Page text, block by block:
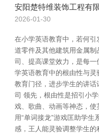
安阳楚特维装饰工程有
2026-01-30
在小学英语教育中，若何
道零件及其他建筑用金属
司、提高课堂效力，是每
学英语教育中的根由性与灵
教育门径，进步学生的讲
司 领先，根由性是招引小
戏、歌曲、动画等神态，
用“单词接龙”游戏匡助学
感，王人能灵验调整学生